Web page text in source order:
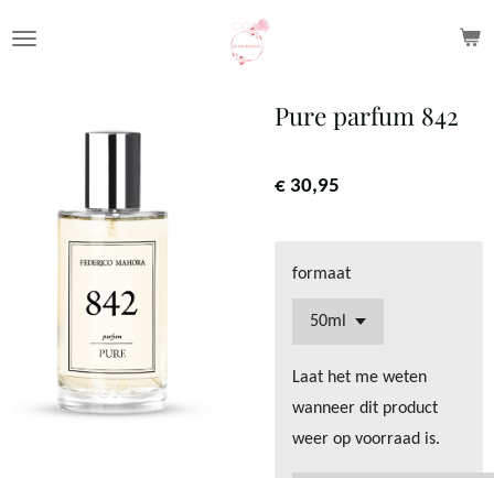
Pure parfum 842
€ 30,95
formaat
Laat het me weten
wanneer dit product
weer op voorraad is.